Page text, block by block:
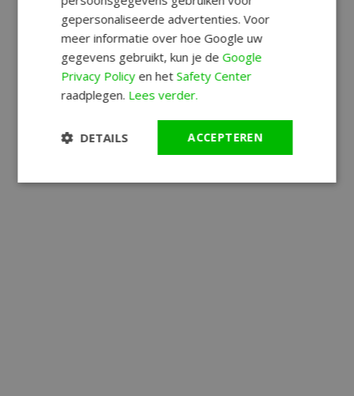
gepersonaliseerde advertenties. Voor
meer informatie over hoe Google uw
gegevens gebruikt, kun je deGoogle
Privacy Policyen hetSafety Center
raadplegen. Lees verder.
ACCEPTEREN
DETAILS